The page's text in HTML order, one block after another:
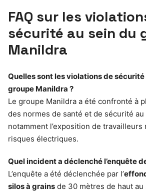
FAQ sur les
sécurité au sein du
Manildra
Quelles sont les violations de
groupe Manildra ?
Le groupe Manildra a été confronté à
des normes de santé et de sécurité au
notamment l’exposition de travailleurs
risques électriques.
Quel incident a déclenché l’enquête
L’enquête a été déclenchée par l’
silos à grains de 30 mètres de haut au